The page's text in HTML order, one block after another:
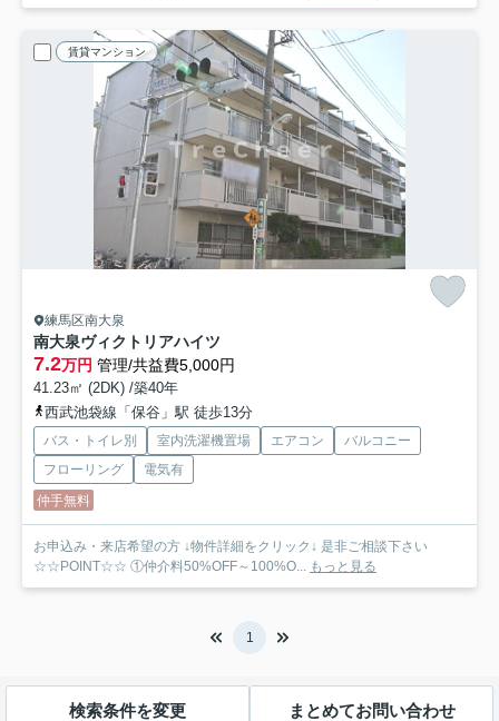
賃貸マンション
練馬区南大泉
南大泉ヴィクトリアハイツ
7.2万円 管理/共益費5,000円
41.23㎡ (2DK) /築40年
西武池袋線「保谷」駅 徒歩13分
バス・トイレ別 室内洗濯機置場 エアコン
バルコニー
フローリング
電気有
仲手無料
お申込み・来店希望の方 ↓物件詳細をクリック↓ 是非ご相談下さい
☆☆POINT☆☆ ①仲介料50%OFF～100%O... もっと見る
1
検索条件を変更 まとめてお問い合わせ